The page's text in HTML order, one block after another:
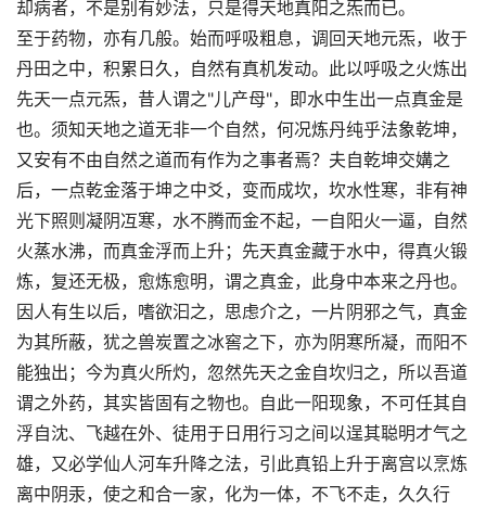
却病者，不是别有妙法，只是得天地真阳之炁而已。
至于药物，亦有几般。始而呼吸粗息，调回天地元炁，收于
丹田之中，积累日久，自然有真机发动。此以呼吸之火炼出
先天一点元炁，昔人谓之"儿产母"，即水中生出一点真金是
也。须知天地之道无非一个自然，何况炼丹纯乎法象乾坤，
又安有不由自然之道而有作为之事者焉？夫自乾坤交媾之
后，一点乾金落于坤之中爻，变而成坎，坎水性寒，非有神
光下照则凝阴冱寒，水不腾而金不起，一自阳火一逼，自然
火蒸水沸，而真金浮而上升；先天真金藏于水中，得真火锻
炼，复还无极，愈炼愈明，谓之真金，此身中本来之丹也。
因人有生以后，嗜欲汩之，思虑介之，一片阴邪之气，真金
为其所蔽，犹之兽炭置之冰窖之下，亦为阴寒所凝，而阳不
能独出；今为真火所灼，忽然先天之金自坎归之，所以吾道
谓之外药，其实皆固有之物也。自此一阳现象，不可任其自
浮自沈、飞越在外、徒用于日用行习之间以逞其聪明才气之
雄，又必学仙人河车升降之法，引此真铅上升于离宫以烹炼
离中阴汞，使之和合一家，化为一体，不飞不走，久久行